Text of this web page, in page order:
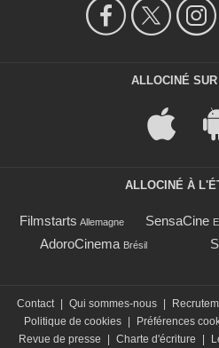
ALLOCINÉ
ALLOCINÉ À
Filmstarts Allemagne SensaCine
AdoroCinema Brésil
Contact Qui sommes-nous
Politique de cookies
Préférences
Revue de presse
Charte d'écriture